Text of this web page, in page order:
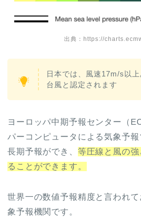
出典：https://
日本では、風速17m/s以
台風と認定されます
ヨーロッパ中期予報センター（
パーコンピュータによる気象予報
長期予報ができ、 等圧線と風の強
ることができます。
世界一の数値予報精度と言われ
象予報機関です。